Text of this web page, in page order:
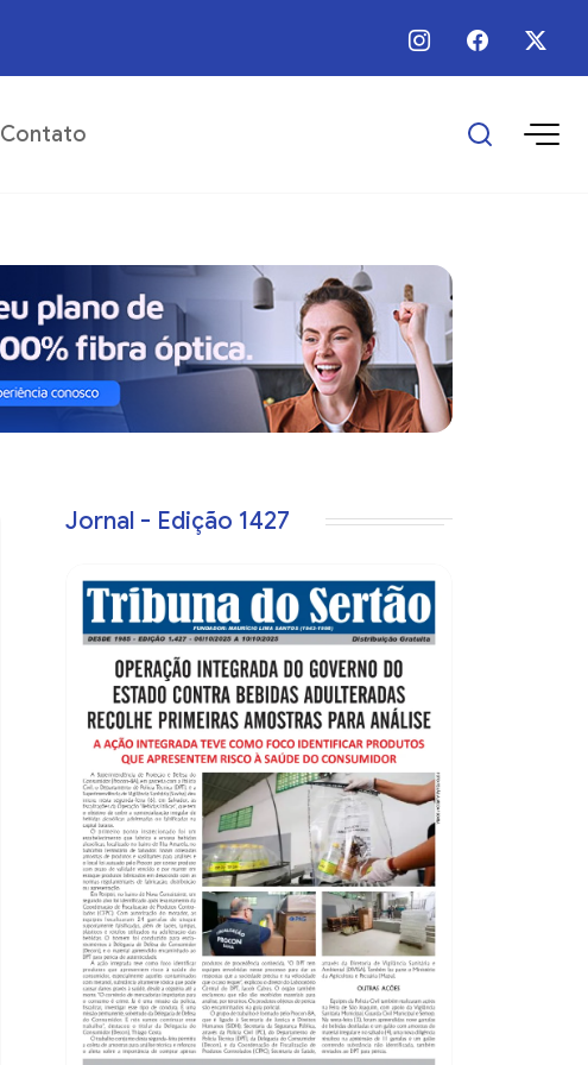
06 / Ago / 2026 - Há 13 horas - Programa Empreender Mulher realiza
Contato
Jornal - Edição 1427